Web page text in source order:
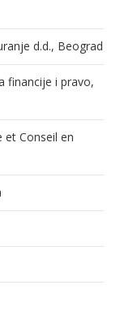
d.d., Beograd
financije i pravo,
et Conseil en